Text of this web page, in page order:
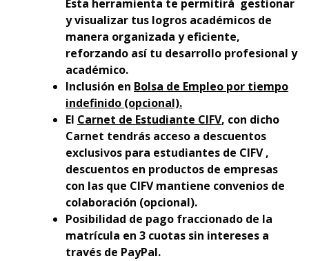
Esta herramienta te permitirá gestionar
y visualizar tus logros académicos de
manera organizada y eficiente,
reforzando así tu desarrollo profesional y
académico.
Inclusión en Bolsa de Empleo por tiempo
indefinido (opcional).
El Carnet de Estudiante CIFV, con dicho
Carnet tendrás acceso a descuentos
exclusivos para estudiantes de CIFV ,
descuentos en productos de empresas
con las que CIFV mantiene convenios de
colaboración (opcional).
Posibilidad de pago fraccionado de la
matrícula en 3 cuotas sin intereses a
través de PayPal.